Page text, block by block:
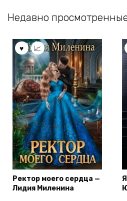
Недавно
Ректор моего сердца —
Лидия Миленина